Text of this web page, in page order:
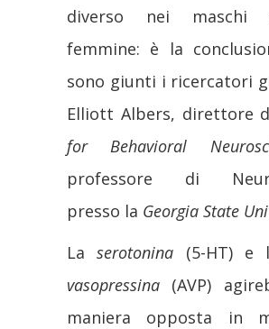
diverso nei maschi
femmine: è la
sono giunti i ricercatori
Elliott Albers, direttore
for Behavioral
professore di
presso la Georgia State
Laserotonina (5-HT) e
vasopressina (AVP)
maniera opposta in